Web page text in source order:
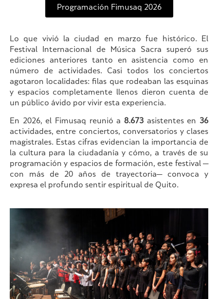
Programación Fimusaq 2026
Lo que vivió la ciudad en marzo fue histórico. El
Festival Internacional de Música Sacra superó sus
ediciones anteriores tanto en asistencia como en
número de actividades. Casi todos los conciertos
agotaron localidades: filas que rodeaban las esquinas
y espacios completamente llenos dieron cuenta de
un público ávido por vivir esta experiencia.
En 2026, el Fimusaq reunió a 8.673 asistentes en 36
actividades, entre conciertos, conversatorios y clases
magistrales. Estas cifras evidencian la importancia de
la cultura para la ciudadanía y cómo, a través de su
programación y espacios de formación, este festival —
con más de 20 años de trayectoria— convoca y
expresa el profundo sentir espiritual de Quito.